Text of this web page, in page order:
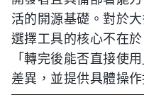
活的開源基礎。對於
選擇工具的核心不在
「轉完後能否直接使
差異，並提供具體操作